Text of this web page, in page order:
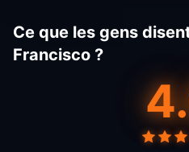
Ce que les gens
Francisco ?